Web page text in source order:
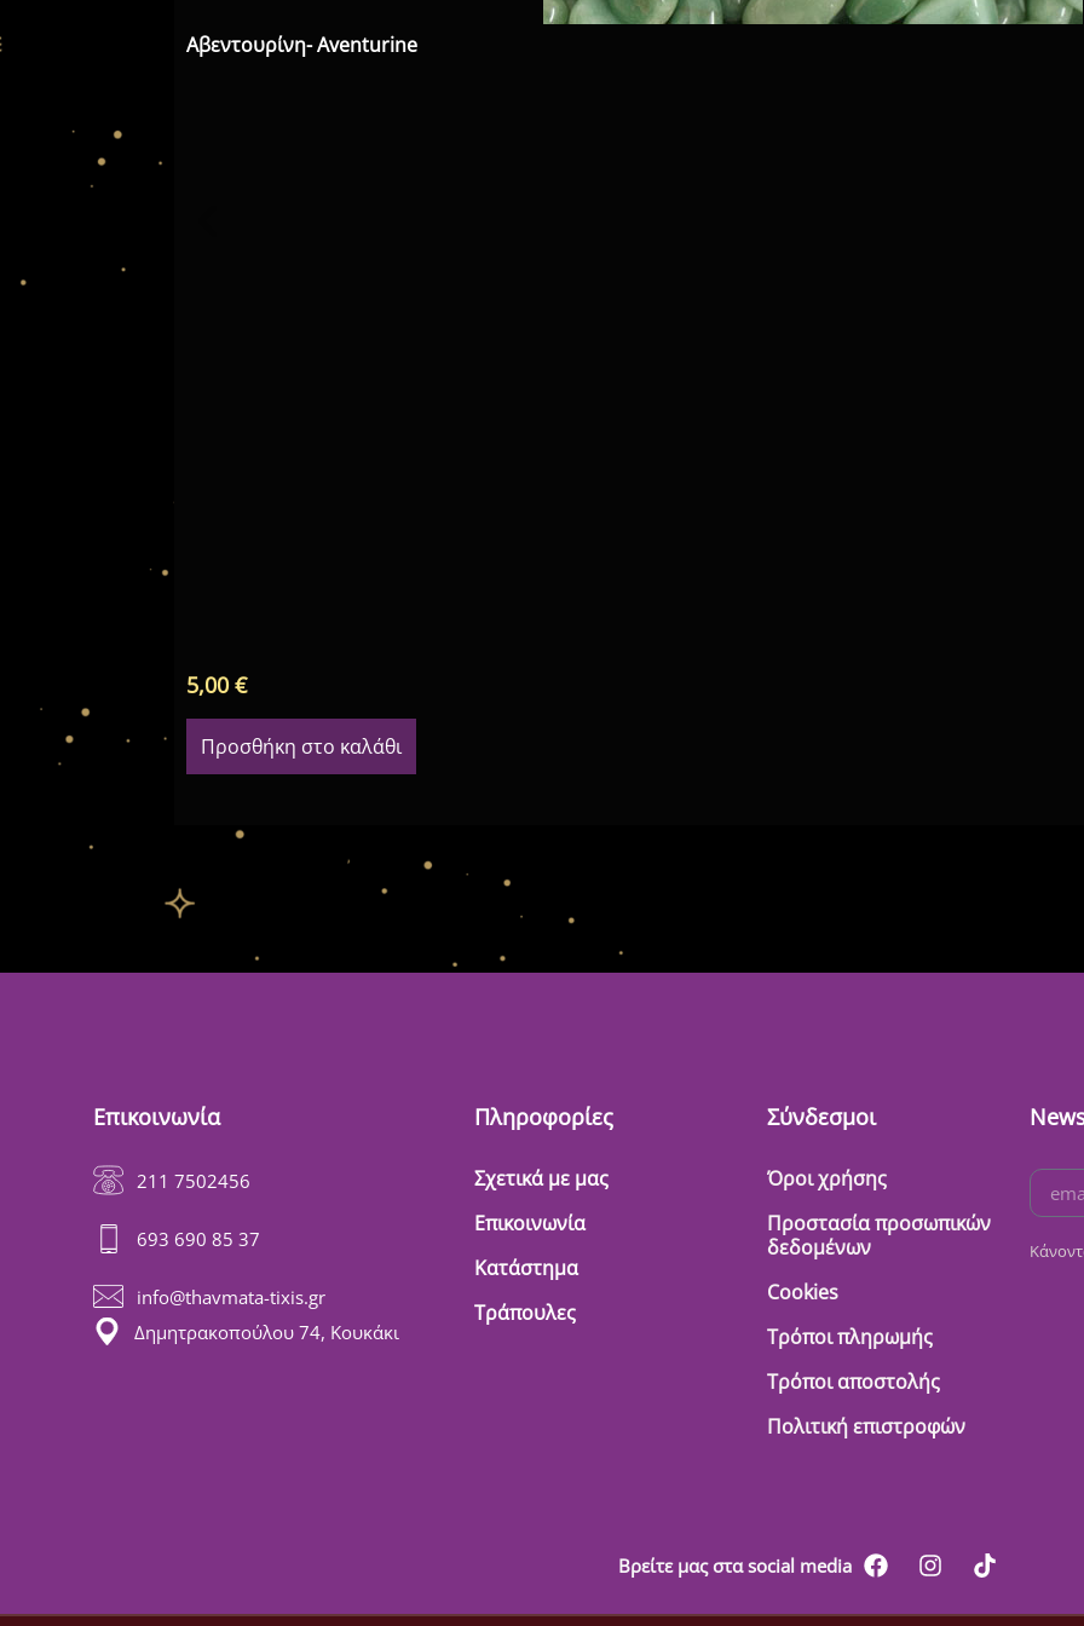
Αβεντουρίνη- Aventurine
5,00€
Προσθήκη στο καλάθι
Επικοινωνία
211 7502456
693 690 85 37
info@thavmata-tixis.gr
Δημητρακοπούλου 74, Κουκάκι
Πληροφορίες
Σχετικά με μας
Επικοινωνία
Κατάστημα
Τράπουλες
Σύνδεσμοι
Όροι χρήσης
Προστασία προσωπικών
δεδομένων
Cookies
Τρόποι πληρωμής
Τρόποι αποστολής
Πολιτική επιστροφών
Βρείτε μας στα social media